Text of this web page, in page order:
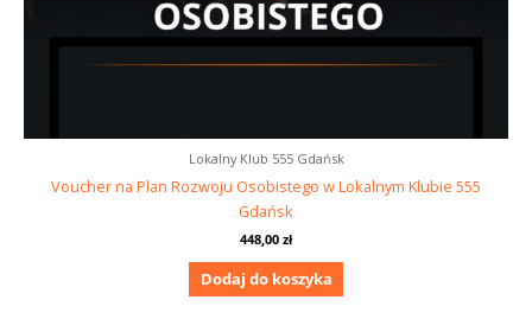
Lokalny Klub 555 Gdańsk
Voucher na Plan Rozwoju Osobistego w Lokalnym Klubie 555
Gdańsk
448,00 zł
Dodaj do koszyka